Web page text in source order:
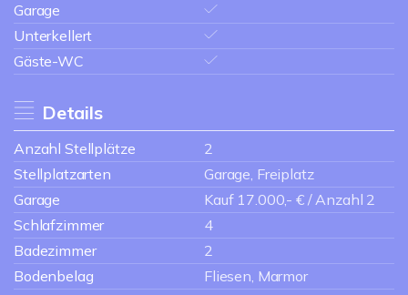
Garage
Unterkellert
Gäste-WC
Details
Anzahl Stellplätze
2
Stellplatzarten
Garage, Freiplatz
Garage
Kauf 17.000,- € / Anzahl 2
Schlafzimmer
4
Badezimmer
2
Bodenbelag
Fliesen, Marmor